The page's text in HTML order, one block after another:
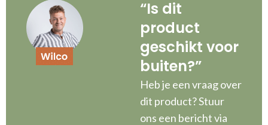
“Is dit
product
geschikt voor
buiten?”
Heb je een vraag over
dit product? Stuur
ons een bericht via